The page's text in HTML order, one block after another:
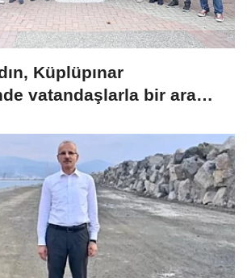
Küplüpınar
vatandaşlarla bir araya